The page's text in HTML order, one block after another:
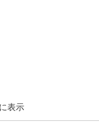
表示